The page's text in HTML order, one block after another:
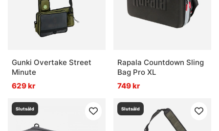
Gunki Overtake Street
Minute
629 kr
Rapala Countdown Sling
Bag Pro XL
749 kr
Slutsåld Slutsåld